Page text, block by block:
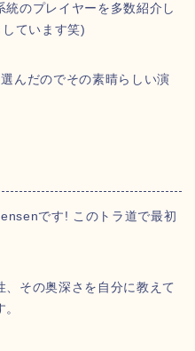
のプレイヤーを多数紹介し
ています笑)
んだのでその素晴らしい演
です! このトラ道で最初
、その奥深さを自分に教えて